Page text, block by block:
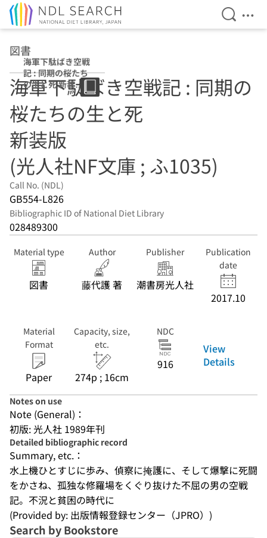
Open
図書
海軍下駄ばき空戦
記 : 同期の桜たち
の生と死 新装版
(光人社NF文庫 ;
ふ1035)
海軍下駄ばき空戦記 : 同期の
桜たちの生と死
新装版
(光人社NF文庫 ; ふ1035)
Call No. (NDL)
GB554-L826
Bibliographic ID of National Diet Library
028489300
Material type
図書
Author
藤代護 著
Publisher
潮書房光人社
Publication
date
2017.10
Material
Format
Paper
Capacity, size,
etc.
274p ; 16cm
NDC
916
View
Details
Notes on use
Note (General)：
初版: 光人社 1989年刊
Detailed bibliographic record
Summary, etc.：
水上機ひとすじに歩み、偵察に掩護に、そして爆撃に死闘
をかさね、孤独な修羅場をくぐり抜けた不屈の男の空戦
記。不況と貧困の時代に
(Provided by: 出版情報登録センター（JPRO）)
Search by Bookstore